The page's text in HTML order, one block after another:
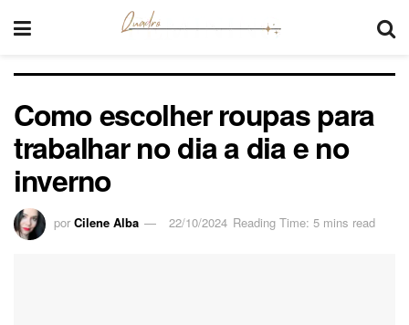
Como escolher roupas para
trabalhar no dia a dia e no
inverno
por Cilene Alba 22/10/2024 Reading Time: 5 mins read